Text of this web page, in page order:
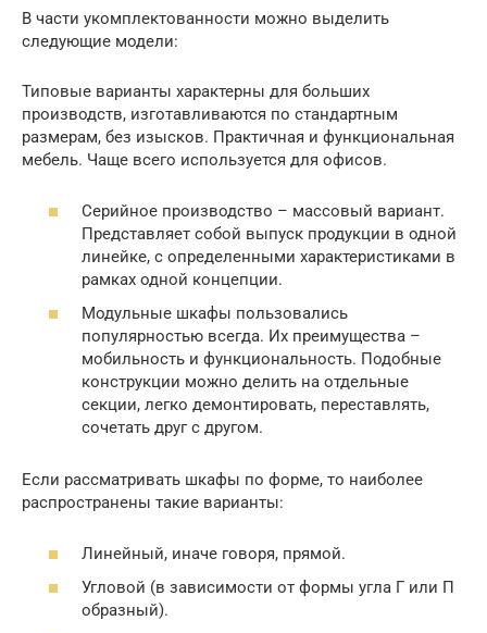
В части укомплектованности можно выделить
следующие модели:
Типовые варианты характерны для больших
производств, изготавливаются по стандартным
размерам, без изысков. Практичная и функциональная
мебель. Чаще всего используется для офисов.
Серийное производство – массовый вариант.
Представляет собой выпуск продукции в одной
линейке, с определенными характеристиками в
рамках одной концепции.
Модульные шкафы пользовались
популярностью всегда. Их преимущества –
мобильность и функциональность. Подобные
конструкции можно делить на отдельные
секции, легко демонтировать, переставлять,
сочетать друг с другом.
Если рассматривать шкафы по форме, то наиболее
распространены такие варианты:
Линейный, иначе говоря, прямой.
Угловой (в зависимости от формы угла Г или П
образный).